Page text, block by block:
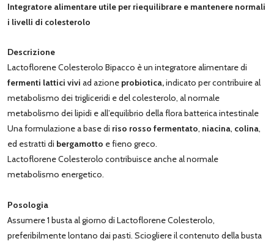
Integratore alimentare utile per riequilibrare e mantenere normali
i livelli di colesterolo
Descrizione
Lactoflorene Colesterolo Bipacco è un integratore alimentare di
fermenti lattici vivi ad azione probiotica,indicato per contribuire al
metabolismo dei trigliceridi e del colesterolo, al normale
metabolismo dei lipidi e all’equilibrio della flora batterica intestinale
Una formulazione a base di riso rosso fermentato, niacina, colina,
ed estratti di bergamotto e fieno greco.
Lactoflorene Colesterolo contribuisce anche al normale
metabolismo energetico.
Posologia
Assumere 1 busta al giorno di Lactoflorene Colesterolo,
preferibilmente lontano dai pasti. Sciogliere il contenuto della busta